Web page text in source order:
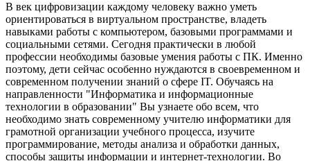
В век цифровизации каждому человеку важно уметь
ориентироваться в виртуальном пространстве, владеть
навыками работы с компьютером, базовыми программами и
социальными сетями. Сегодня практически в любой
профессии необходимы базовые умения работы с ПК. Именно
поэтому, дети сейчас особенно нуждаются в своевременном и
современном получении знаний о сфере IT. Обучаясь на
направленности "Информатика и информационные
технологии в образовании" Вы узнаете обо всем, что
необходимо знать современному учителю информатики для
грамотной организации учебного процесса, изучите
программирование, методы анализа и обработки данных,
способы защиты информации и интернет-технологии. Во